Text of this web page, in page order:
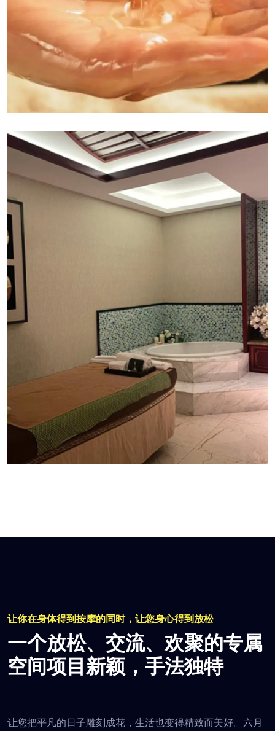
昆明精油按摩:精油按摩是一种结合了传统自然疗法的
现代产品，它使用从植物中提取的精油进行按摩，以
达到放松心情、纾解压力的功效。精油按摩不仅能够
帮助改善皮肤状态，还能够通过吸入香气或经皮层渗
透进入血液，产生疗愈的效果。
让你在身体得到按摩的同时，让您身心得到放松
一个放松、交流、欢聚的专属
空间项目新颖，手法独特
让您把平凡的日子雕刻成花，生活也变得精致而美好。六月